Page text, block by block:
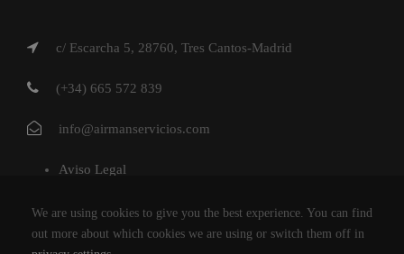
c/ Escarcha 5, 28760, Tres Cantos-Madrid
(+34) 665 572 839
info@airmanservicios.com
Aviso Legal
Política de Cookies
We are using cookies to give you the best experience. You can find
out more about which cookies we are using or switch them off in